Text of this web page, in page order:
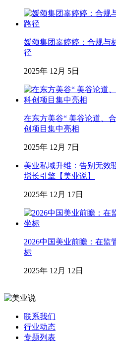
媛颂集团辜婷婷：合规与
径
2025年 12月 5日
在东方美谷“ 美谷论道、
创项目集中亮相
2025年 12月 7日
美业私域升维：告别无效
增长引擎【美业说】
2025年 12月 17日
2026中国美业前瞻：在监
标
2025年 12月 12日
联系我们
行业动态
专题列表